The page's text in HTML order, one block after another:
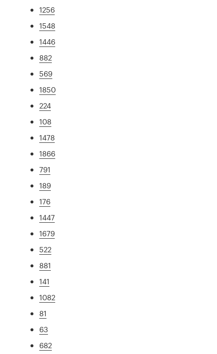
1256
1548
1446
882
569
1850
224
108
1478
1866
791
189
176
1447
1679
522
881
141
1082
81
63
682